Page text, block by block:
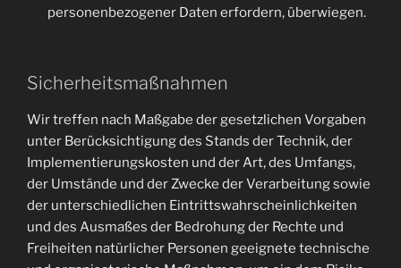
personenbezogener Daten erfordern, überwiegen.
Sicherheitsmaßnahmen
Wir treffen nach Maßgabe der gesetzlichen Vorgaben
unter Berücksichtigung des Stands der Technik, der
Implementierungskosten und der Art, des Umfangs,
der Umstände und der Zwecke der Verarbeitung sowie
der unterschiedlichen Eintrittswahrscheinlichkeiten
und des Ausmaßes der Bedrohung der Rechte und
Freiheiten natürlicher Personen geeignete technische